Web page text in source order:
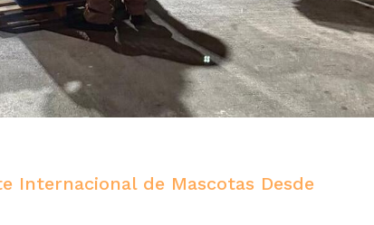
Internacional de Mascotas Desde